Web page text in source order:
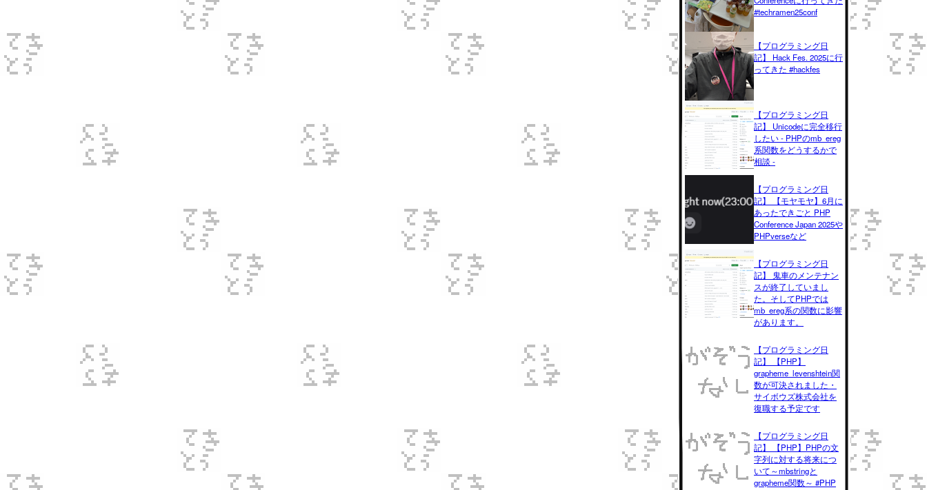
#techramen25conf
【プログラミング日
記】 Hack Fes. 2025に行
ってきた #hackfes
【プログラミング日
記】 Unicodeに完全移行
したい - PHPのmb_ereg
系関数をどうするかで
相談 -
【プログラミング日
記】 【モヤモヤ】6月に
あったできごと PHP
Conference Japan 2025や
PHPverseなど
【プログラミング日
記】 鬼車のメンテナン
スが終了していまし
た。そしてPHPでは
mb_ereg系の関数に影響
があります。
【プログラミング日
記】 【PHP】
grapheme_levenshtein関
数が可決されました・
サイボウズ株式会社を
復職する予定です
【プログラミング日
記】 【PHP】PHPの文
字列に対する将来につ
いて～mbstringと
grapheme関数～ #PHP